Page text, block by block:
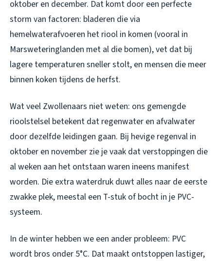
oktober en december. Dat komt door een perfecte
storm van factoren: bladeren die via
hemelwaterafvoeren het riool in komen (vooral in
Marsweteringlanden met al die bomen), vet dat bij
lagere temperaturen sneller stolt, en mensen die meer
binnen koken tijdens de herfst.
Wat veel Zwollenaars niet weten: ons gemengde
rioolstelsel betekent dat regenwater en afvalwater
door dezelfde leidingen gaan. Bij hevige regenval in
oktober en november zie je vaak dat verstoppingen die
al weken aan het ontstaan waren ineens manifest
worden. Die extra waterdruk duwt alles naar de eerste
zwakke plek, meestal een T-stuk of bocht in je PVC-
systeem.
In de winter hebben we een ander probleem: PVC
wordt bros onder 5°C. Dat maakt ontstoppen lastiger,